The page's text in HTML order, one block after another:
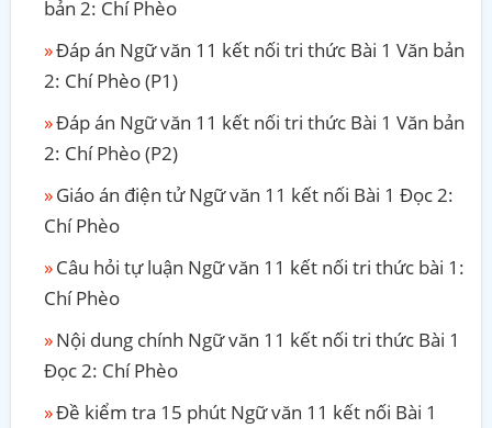
bản 2: Chí Phèo
Đáp án Ngữ văn 11 kết nối tri thức Bài 1 Văn bản
2: Chí Phèo (P1)
Đáp án Ngữ văn 11 kết nối tri thức Bài 1 Văn bản
2: Chí Phèo (P2)
Giáo án điện tử Ngữ văn 11 kết nối Bài 1 Đọc 2:
Chí Phèo
Câu hỏi tự luận Ngữ văn 11 kết nối tri thức bài 1:
Chí Phèo
Nội dung chính Ngữ văn 11 kết nối tri thức Bài 1
Đọc 2: Chí Phèo
Đề kiểm tra 15 phút Ngữ văn 11 kết nối Bài 1